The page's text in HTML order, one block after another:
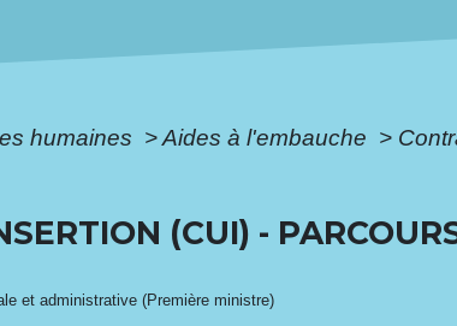
humaines >Aides à l'embauche >
(CUI) -
et administrative (Première ministre)